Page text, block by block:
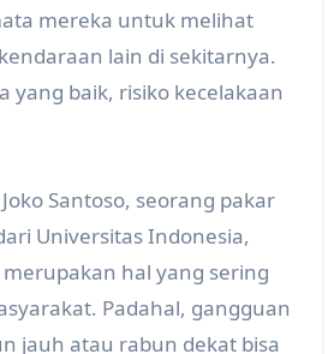
mereka untuk melihat
lain di sekitarnya.
yang baik, risiko kecelakaan
Santoso, seorang pakar
Universitas Indonesia,
hal yang sering
Padahal, gangguan
jauh atau rabun dekat bisa